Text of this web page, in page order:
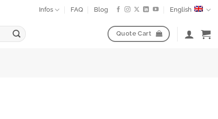
Infos FAQ Blog English
Quote Cart